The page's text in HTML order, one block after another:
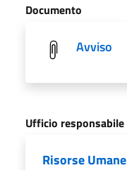
Documento
Avviso
Ufficio responsabile
Risorse Umane